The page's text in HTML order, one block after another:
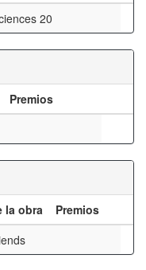
20
Premios
la obra
Premios